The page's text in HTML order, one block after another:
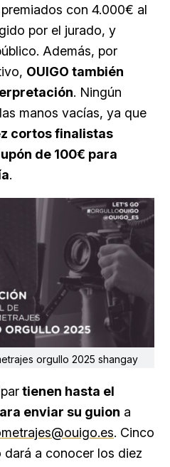
con 4.000€ al
por el jurado, y
Además, por
OUIGO también
. Ningún
manos vacías, ya que
cortos finalistas
de 100€ para
.
orgullo 2025 shangay
tienen hasta el
enviar su guion a
. Cinco
dará a conocer los diez